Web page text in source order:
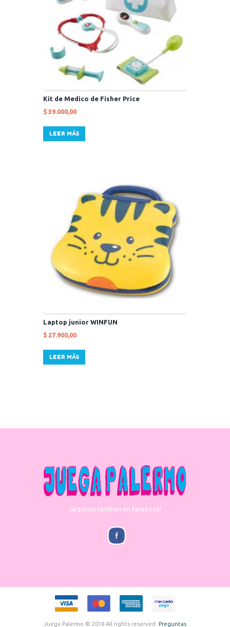
Kit de Medico de Fisher Price
$ 39.000,00
LEER MÁS
Laptop junior WINFUN
$ 27.900,00
LEER MÁS
¡Seguinos tambien en Facebook!
Juega Palermo © 2018 All rights reserved. Preguntas